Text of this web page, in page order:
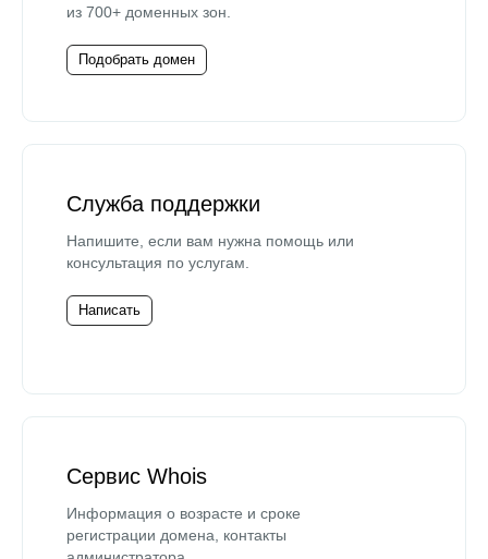
из 700+ доменных зон.
Подобрать домен
Служба поддержки
Напишите, если вам нужна помощь или
консультация по услугам.
Написать
Сервис Whois
Информация о возрасте и сроке
регистрации домена, контакты